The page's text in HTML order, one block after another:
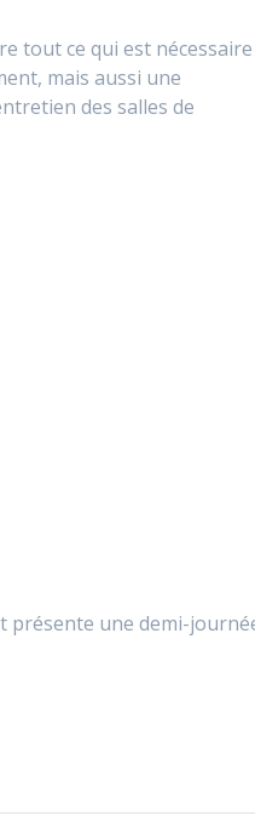
tout ce qui est nécessaire
mais aussi une
des salles de
présente une demi-